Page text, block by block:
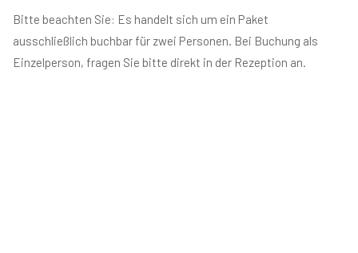
Bitte beachten Sie: Es handelt sich um ein Paket
ausschließlich buchbar für zwei Personen. Bei Buchung als
Einzelperson, fragen Sie bitte direkt in der Rezeption an.